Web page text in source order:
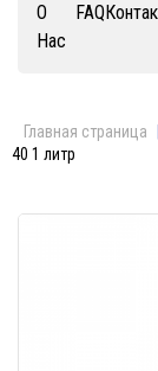
О
Нас
FAQ
Главная страница
40 1 литр